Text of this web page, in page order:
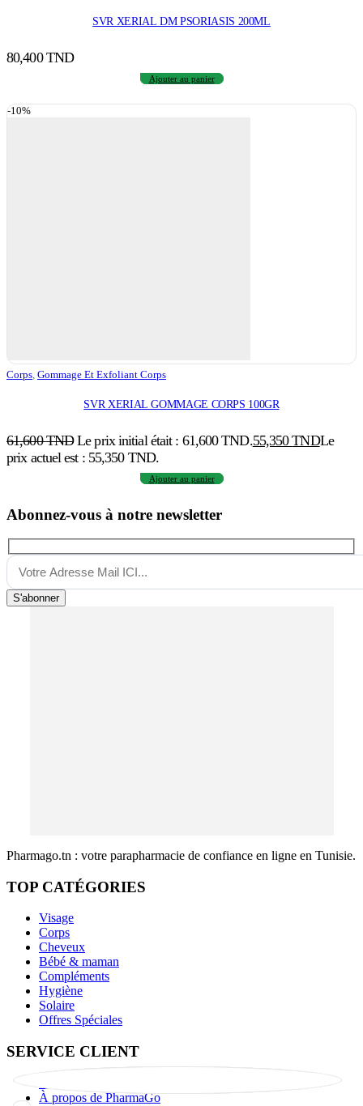
SVR XERIAL DM PSORIASIS 200ML
80,400TND
Ajouter au panier
-10%
Corps, Gommage Et Exfoliant Corps
SVR XERIAL GOMMAGE CORPS 100GR
61,600TND Le prix initial était : 61,600 TND.55,350TNDLe
prix actuel est : 55,350 TND.
Ajouter au panier
Abonnez-vous à notre newsletter
S'abonner
Pharmago.tn : votre parapharmacie de confiance en ligne en Tunisie.
TOP CATÉGORIES
Visage
Corps
Cheveux
Bébé & maman
Compléments
Hygiène
Solaire
Offres Spéciales
SERVICE CLIENT
À propos de PharmaGo